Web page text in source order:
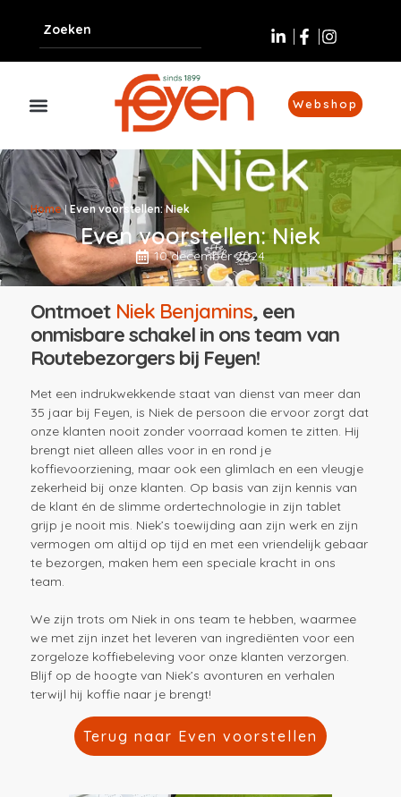
Webshop
Home| Even voorstellen: Niek
Even voorstellen: Niek
10 december 2024
Ontmoet Niek Benjamins, een
onmisbare schakel in ons team van
Routebezorgers bij Feyen!
Met een indrukwekkende staat van dienst van meer dan
35 jaar bij Feyen, is Niek de persoon die ervoor zorgt dat
onze klanten nooit zonder voorraad komen te zitten. Hij
brengt niet alleen alles voor in en rond je
koffievoorziening, maar ook een glimlach en een vleugje
zekerheid bij onze klanten. Op basis van zijn kennis van
de klant én de slimme ordertechnologie in zijn tablet
grijp je nooit mis. Niek’s toewijding aan zijn werk en zijn
vermogen om altijd op tijd en met een vriendelijk gebaar
te bezorgen, maken hem een speciale kracht in ons
team.
We zijn trots om Niek in ons team te hebben, waarmee
we met zijn inzet het leveren van ingrediënten voor een
zorgeloze koffiebeleving voor onze klanten verzorgen.
Blijf op de hoogte van Niek’s avonturen en verhalen
terwijl hij koffie naar je brengt!
Terug naar Even voorstellen